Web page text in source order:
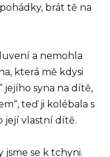
brát tě na
a nemohla
která mě kdysi
jejího syna na dítě,
teď ji kolébala s
její vlastní dítě.
jsme se k tchyni.